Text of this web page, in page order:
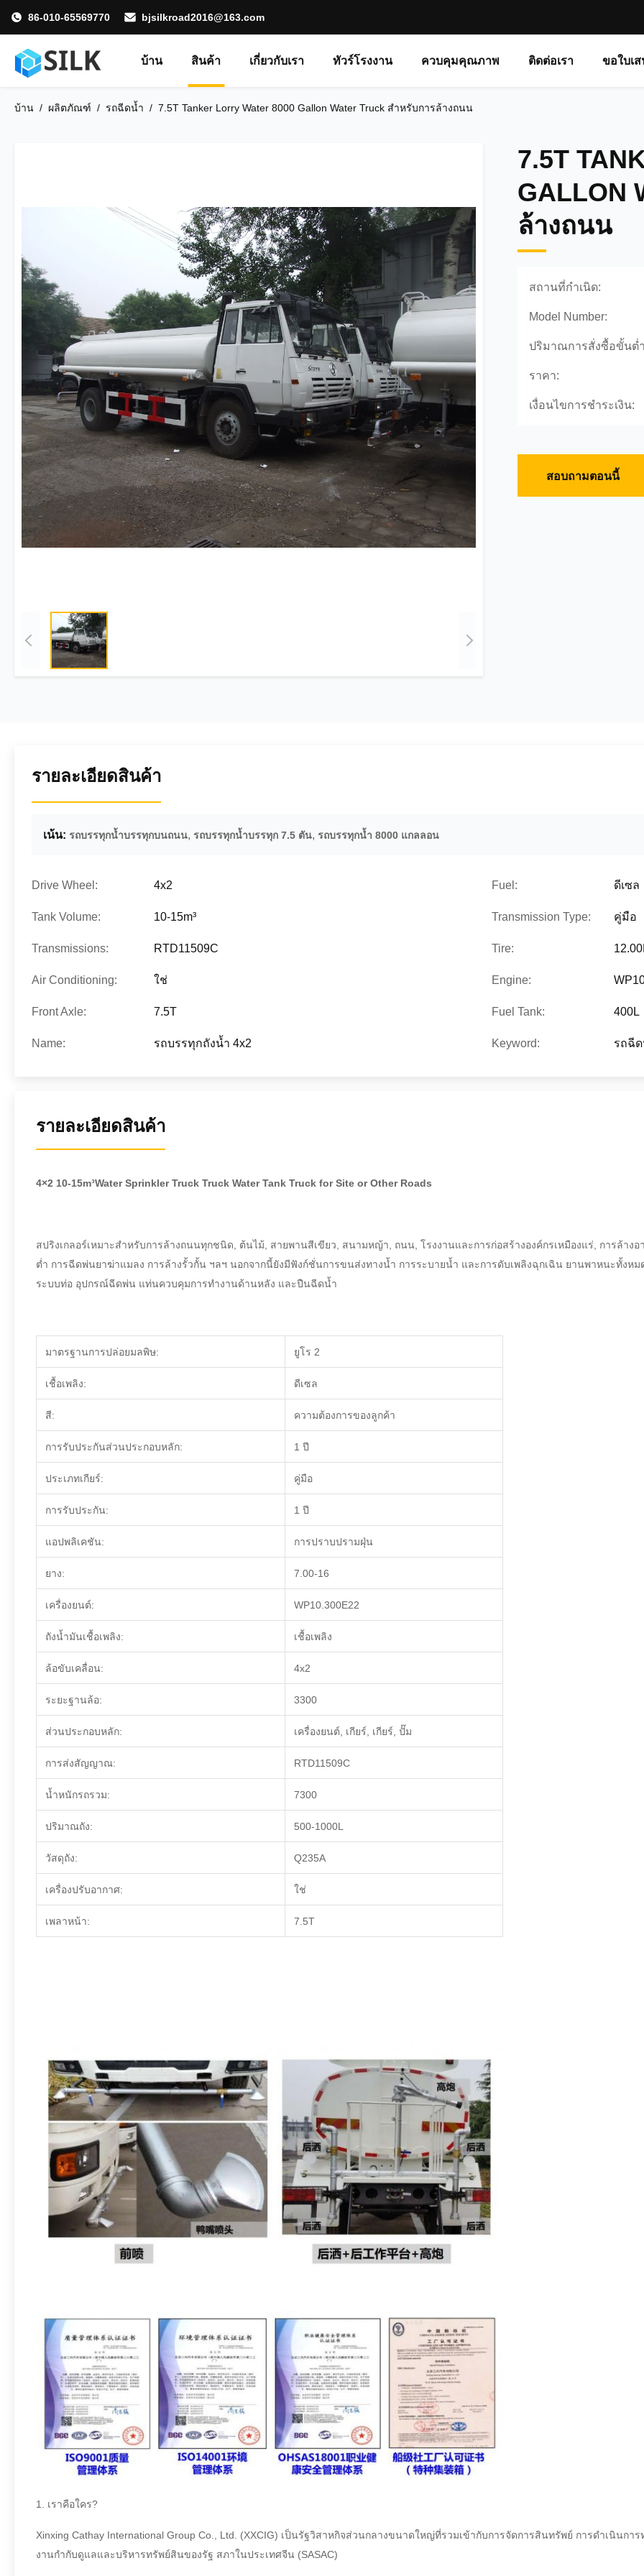
86-010-65569770 bjsilkroad2016@163.com
บ้าน สินค้า เกี่ยวกับเรา ทัวร์โรงงาน ควบคุมคุณภาพ ติดต่อเรา ขอใบเ
บ้าน / ผลิตภัณฑ์ / รถฉีดน้ำ / 7.5T Tanker Lorry Water 8000 Gallon Water Truck สำหรับการล้างถนน
7.5T
GALLON
ล้างถนน
สถานที่กำเนิด:
Model Number:
ปริมาณการสั่งซื้อขั้นต่
ราคา:
เงื่อนไขการชำระเงิน:
สอบถามตอนนี้
รายละเอียดสินค้า
เน้น: รถบรรทุกน้ำบรรทุกบนถนน, รถบรรทุกน้ำบรรทุก 7.5 ตัน, รถบรรทุกน้ำ 8000 แกลลอน
Drive Wheel: 4x2 Fuel: ดีเซล
Tank Volume: 10-15m³ Transmission Type: คู่มือ
Transmissions: RTD11509C Tire:
Air Conditioning: ใช่ Engine:
Front Axle: 7.5T Fuel Tank: 400L
Name: รถบรรทุกถังน้ำ 4x2 Keyword: รถฉี
รายละเอียดสินค้า
4×2 10-15m³Water Sprinkler Truck Truck Water Tank Truck for Site or Other Roads
สปริงเกลอร์เหมาะสำหรับการล้างถนนทุกชนิด, ต้นไม้, สายพานสีเขียว, สนามหญ้า, ถนน, โรงงานและการก่อสร้างองค์กรเหมืองแร่, การล้า
ต่ำ การฉีดพ่นยาฆ่าแมลง การล้างรั้วกั้น ฯลฯ นอกจากนี้ยังมีฟังก์ชั่นการขนส่งทางน้ำ การระบายน้ำ และการดับเพลิงฉุกเฉิน ยานพาหนะทั้ง
ระบบท่อ อุปกรณ์ฉีดพ่น แท่นควบคุมการทำงานด้านหลัง และปืนฉีดน้ำ
มาตรฐานการปล่อยมลพิษ: ยูโร 2
เชื้อเพลิง: ดีเซล
สี: ความต้องการของลูกค้า
การรับประกันส่วนประกอบหลัก: 1 ปี
ประเภทเกียร์: คู่มือ
การรับประกัน: 1 ปี
แอปพลิเคชัน: การปราบปรามฝุ่น
ยาง: 7.00-16
เครื่องยนต์: WP10.300E22
ถังน้ำมันเชื้อเพลิง: เชื้อเพลิง
ล้อขับเคลื่อน: 4x2
ระยะฐานล้อ: 3300
ส่วนประกอบหลัก: เครื่องยนต์, เกียร์, เกียร์, ปั๊ม
การส่งสัญญาณ: RTD11509C
น้ำหนักรถรวม: 7300
ปริมาณถัง: 500-1000L
วัสดุถัง: Q235A
เครื่องปรับอากาศ: ใช่
เพลาหน้า: 7.5T
1. เราคือใคร?
Xinxing Cathay International Group Co., Ltd. (XXCIG) เป็นรัฐวิสาหกิจส่วนกลางขนาดใหญ่ที่รวมเข้ากับการจัดการสินทรัพย์ การดำเนินก
งานกำกับดูแลและบริหารทรัพย์สินของรัฐ สภาในประเทศจีน (SASAC)